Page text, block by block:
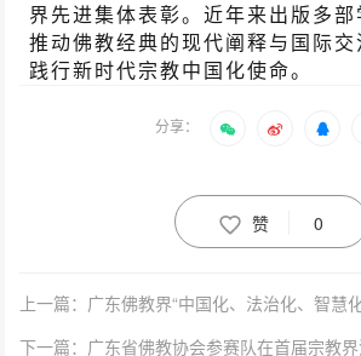
界先进集体表彰。近年来出版多
推动佛教经典的现代阐释与国际
践行新时代宗教中国化使命。
分享：
赞 0